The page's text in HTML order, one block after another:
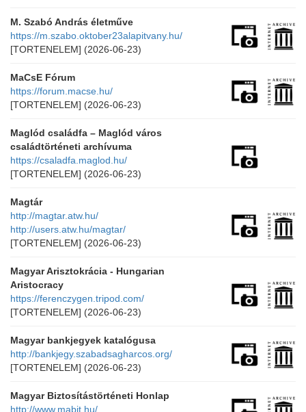
M. Szabó András életműve
https://m.szabo.oktober23alapitvany.hu/
[TORTENELEM] (2026-06-23)
MaCsE Fórum
https://forum.macse.hu/
[TORTENELEM] (2026-06-23)
Maglód családfa – Maglód város
családtörténeti archívuma
https://csaladfa.maglod.hu/
[TORTENELEM] (2026-06-23)
Magtár
http://magtar.atw.hu/
http://users.atw.hu/magtar/
[TORTENELEM] (2026-06-23)
Magyar Arisztokrácia - Hungarian
Aristocracy
https://ferenczygen.tripod.com/
[TORTENELEM] (2026-06-23)
Magyar bankjegyek katalógusa
http://bankjegy.szabadsagharcos.org/
[TORTENELEM] (2026-06-23)
Magyar Biztosítástörténeti Honlap
http://www.mabit.hu/